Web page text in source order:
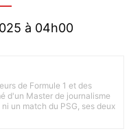
à 04h00
de Formule 1 et des
d'un Master de journalisme
un match du PSG, ses deux